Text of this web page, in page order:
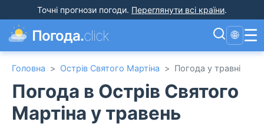
Точні прогнози погоди. Переглянути всі країни.
Погода.click 🌐 ☰
Головна > Острів Святого Мартіна > Погода у травні
Погода в Острів Святого
Мартіна у травень